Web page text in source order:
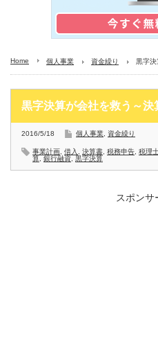
Home 個人事業 資金繰り 黒字決
黒字決算が会社を救う～決
2016/5/18 個人事業 資金繰り
事業計画 借入 決算書 税務申告 税理
算 銀行融資 黒字決算
スポンサ